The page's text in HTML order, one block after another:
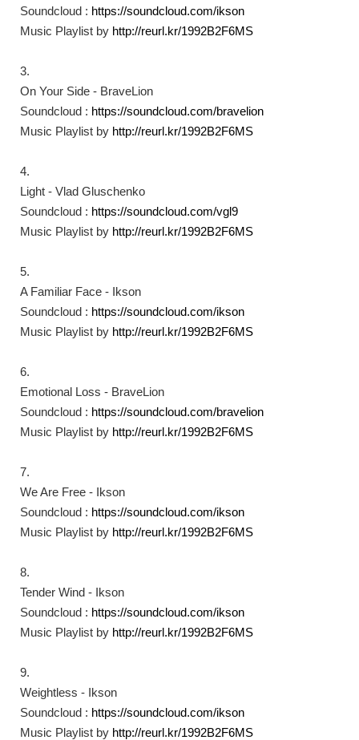
Soundcloud : https://soundcloud.com/ikson​
Music Playlist by http://reurl.kr/1992B2F6MS​
3.
On Your Side - BraveLion
Soundcloud : https://soundcloud.com/bravelion​
Music Playlist by http://reurl.kr/1992B2F6MS​
4.
Light - Vlad Gluschenko
Soundcloud : https://soundcloud.com/vgl9​
Music Playlist by http://reurl.kr/1992B2F6MS​
5.
A Familiar Face - Ikson
Soundcloud : https://soundcloud.com/ikson​
Music Playlist by http://reurl.kr/1992B2F6MS​
6.
Emotional Loss - BraveLion
Soundcloud : https://soundcloud.com/bravelion​
Music Playlist by http://reurl.kr/1992B2F6MS​
7.
We Are Free - Ikson
Soundcloud : https://soundcloud.com/ikson​
Music Playlist by http://reurl.kr/1992B2F6MS​
8.
Tender Wind - Ikson
Soundcloud : https://soundcloud.com/ikson​
Music Playlist by http://reurl.kr/1992B2F6MS​
9.
Weightless - Ikson
Soundcloud : https://soundcloud.com/ikson​
Music Playlist by http://reurl.kr/1992B2F6MS​